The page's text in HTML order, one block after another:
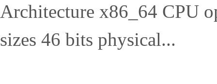
Architecture x86_64 CPU
sizes 46 bits physical...